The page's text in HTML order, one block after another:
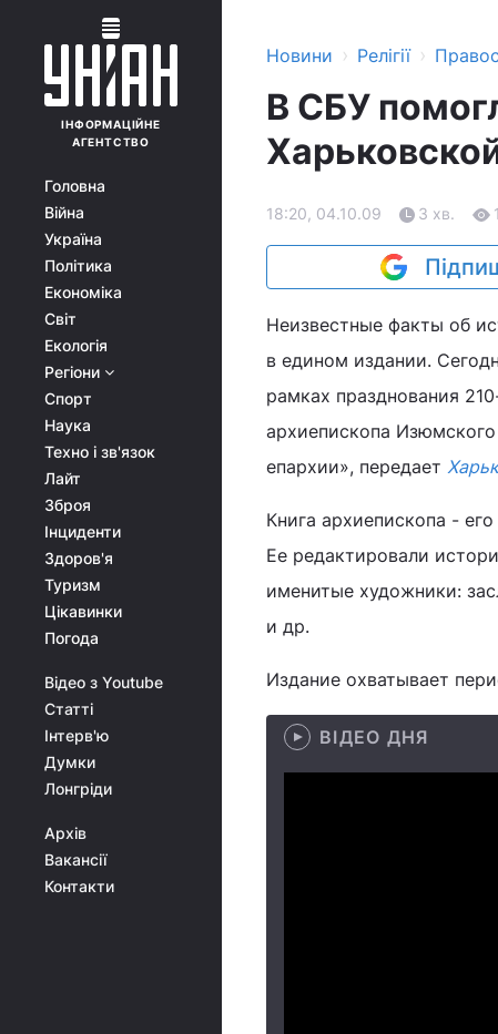
ІНФОРМАЦІЙНЕ
АГЕНТСТВО
Головна
Війна
Україна
Політика
Економіка
Світ
Екологія
Регіони
Спорт
Наука
Техно і зв'язок
Лайт
Зброя
Інциденти
Здоров'я
Туризм
Цікавинки
Погода
Відео з Youtube
Статті
Інтерв'ю
Думки
Лонгріди
Архів
Вакансії
Контакти
Новини › Релігії ›
В СБУ
18:20, 04.10.09 3 хв.
Неизвестные факты об
в едином издании.
рамках празднования
архиепископа
епархии», передает
Книга архиепископа -
Ее редактировали
именитые художники:
и др.
Издание охватывает
ВІДЕО ДНЯ